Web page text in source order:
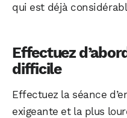
qui est déjà
Effectuez
difficile
Effectuez la séance
exigeante et la plus